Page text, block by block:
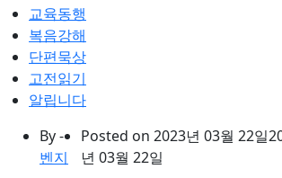
기
교육동행
복음강해
단편묵상
고전읽기
알립니다
By -
벤지
Posted on 2023년 03월 22일
년 03월 22일